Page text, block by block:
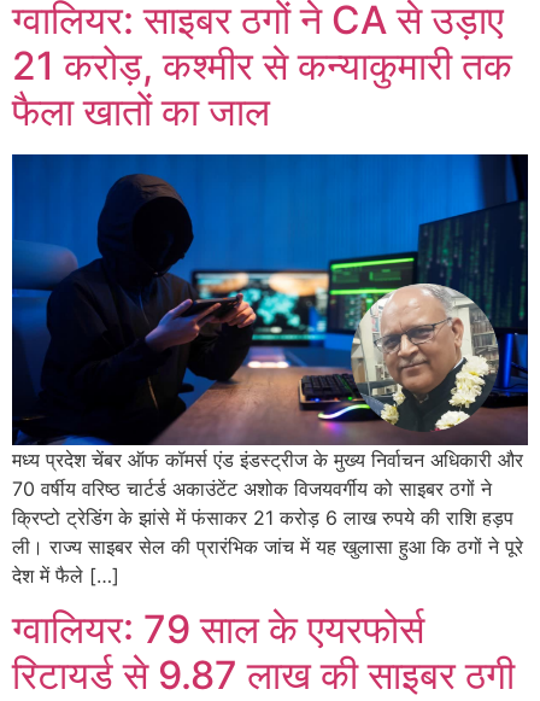
ग्वालियर: साइबर ठगों ने CA से उड़ाए
21 करोड़, कश्मीर से कन्याकुमारी तक
फैला खातों का जाल
मध्य प्रदेश चेंबर ऑफ कॉमर्स एंड इंडस्ट्रीज के मुख्य निर्वाचन अधिकारी और
70 वर्षीय वरिष्ठ चार्टर्ड अकाउंटेंट अशोक विजयवर्गीय को साइबर ठगों ने
क्रिप्टो ट्रेडिंग के झांसे में फंसाकर 21 करोड़ 6 लाख रुपये की राशि हड़प
ली। राज्य साइबर सेल की प्रारंभिक जांच में यह खुलासा हुआ कि ठगों ने पूरे
देश में फैले […]
ग्वालियर: 79 साल के एयरफोर्स
रिटायर्ड से 9.87 लाख की साइबर ठगी